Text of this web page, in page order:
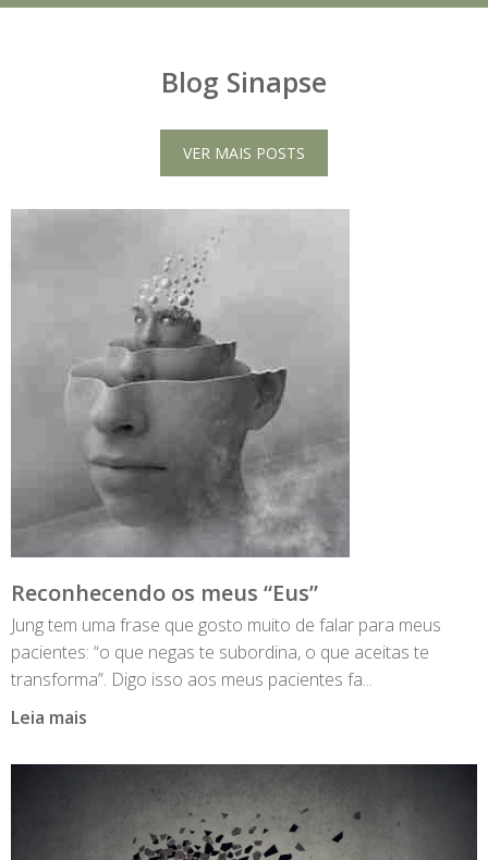
Blog Sinapse
VER MAIS POSTS
Reconhecendo os meus “Eus”
Jung tem uma frase que gosto muito de falar para meus
pacientes: “o que negas te subordina, o que aceitas te
transforma”. Digo isso aos meus pacientes fa...
Leia mais